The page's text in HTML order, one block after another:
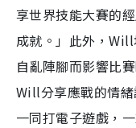
享世界技能大賽的
成就。」此外，
自亂陣腳而影響比
Will分享應戰的情
一同打電子遊戲，